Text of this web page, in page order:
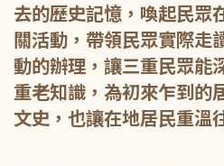
去的歷史記憶，喚起民眾
關活動，帶領民眾實際走
動的辦理，讓三重民眾能
重老知識，為初來乍到的
文史，也讓在地居民重溫